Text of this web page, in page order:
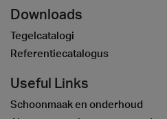
Downloads
Tegelcatalogi
Referentiecatalogus
Useful Links
Schoonmaak en onderhoud